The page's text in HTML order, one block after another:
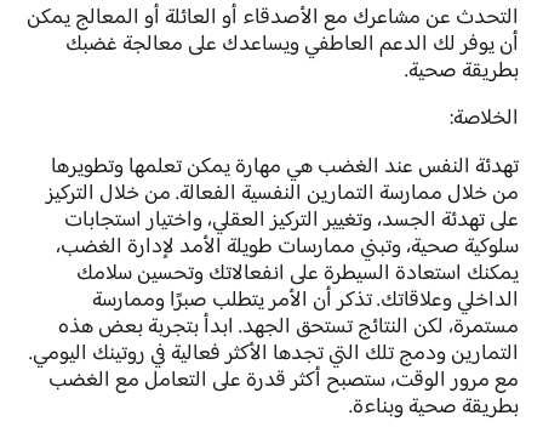
التحدث عن مشاعرك مع الأصدقاء أو العائلة أو المعالج يمكن
أن يوفر لك الدعم العاطفي ويساعدك على معالجة غضبك
بطريقة صحية.
الخلاصة:
تهدئة النفس عند الغضب هي مهارة يمكن تعلمها وتطويرها
من خلال ممارسة التمارين النفسية الفعالة. من خلال التركيز
على تهدئة الجسد، وتغيير التركيز العقلي، واختيار استجابات
سلوكية صحية، وتبني ممارسات طويلة الأمد لإدارة الغضب،
يمكنك استعادة السيطرة على انفعالاتك وتحسين سلامك
الداخلي وعلاقاتك. تذكر أن الأمر يتطلب صبرًا وممارسة
مستمرة، لكن النتائج تستحق الجهد. ابدأ بتجربة بعض هذه
التمارين ودمج تلك التي تجدها الأكثر فعالية في روتينك اليومي.
مع مرور الوقت، ستصبح أكثر قدرة على التعامل مع الغضب
بطريقة صحية وبناءة.